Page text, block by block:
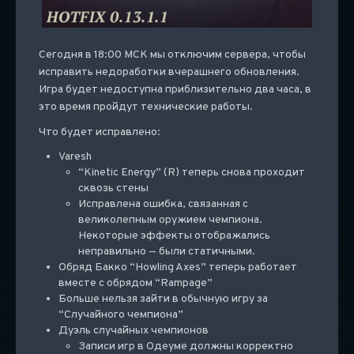
Сегодня в 18:00 МСК мы отключим сервера, чтобы
исправить недоработки вчерашнего обновления.
Игра будет недоступна приблизительно два часа, в
это время пройдут технические работы.
Что будет исправлено:
Varesh
“Kinetic Energy” (R) теперь снова проходит
сквозь стены
Исправлена ошибка, связанная с
великолепным оружием чемпиона.
Некоторые эффекты отображались
неправильно — были статичными.
Обряд Бакко “Howling Axes” теперь работает
вместе с обрядом “Rampage”
Больше нельзя зайти в обычную игру за
“Случайного чемпиона”
Дуэль случайных чемпионов
Записи игр в Одеуме должны корректно